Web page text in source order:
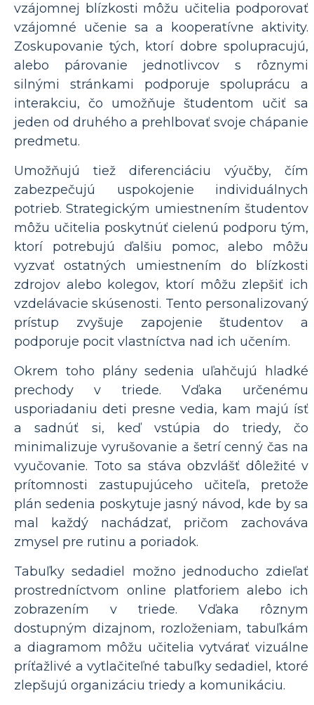
vzájomnej blízkosti môžu učitelia podporovať
vzájomné učenie sa a kooperatívne aktivity.
Zoskupovanie tých, ktorí dobre spolupracujú,
alebo párovanie jednotlivcov s rôznymi
silnými stránkami podporuje spoluprácu a
interakciu, čo umožňuje študentom učiť sa
jeden od druhého a prehlbovať svoje chápanie
predmetu.
Umožňujú tiež diferenciáciu výučby, čím
zabezpečujú uspokojenie individuálnych
potrieb. Strategickým umiestnením študentov
môžu učitelia poskytnúť cielenú podporu tým,
ktorí potrebujú ďalšiu pomoc, alebo môžu
vyzvať ostatných umiestnením do blízkosti
zdrojov alebo kolegov, ktorí môžu zlepšiť ich
vzdelávacie skúsenosti. Tento personalizovaný
prístup zvyšuje zapojenie študentov a
podporuje pocit vlastníctva nad ich učením.
Okrem toho plány sedenia uľahčujú hladké
prechody v triede. Vďaka určenému
usporiadaniu deti presne vedia, kam majú ísť
a sadnúť si, keď vstúpia do triedy, čo
minimalizuje vyrušovanie a šetrí cenný čas na
vyučovanie. Toto sa stáva obzvlášť dôležité v
prítomnosti zastupujúceho učiteľa, pretože
plán sedenia poskytuje jasný návod, kde by sa
mal každý nachádzať, pričom zachováva
zmysel pre rutinu a poriadok.
Tabuľky sedadiel možno jednoducho zdieľať
prostredníctvom online platforiem alebo ich
zobrazením v triede. Vďaka rôznym
dostupným dizajnom, rozloženiam, tabuľkám
a diagramom môžu učitelia vytvárať vizuálne
príťažlivé a vytlačiteľné tabuľky sedadiel, ktoré
zlepšujú organizáciu triedy a komunikáciu.